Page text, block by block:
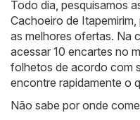
Todo dia, pesquisamos
Cachoeiro de
as melhores ofertas. Na
acessar 10 encartes no
folhetos de acordo com
encontre rapidamente o
Não sabe por onde